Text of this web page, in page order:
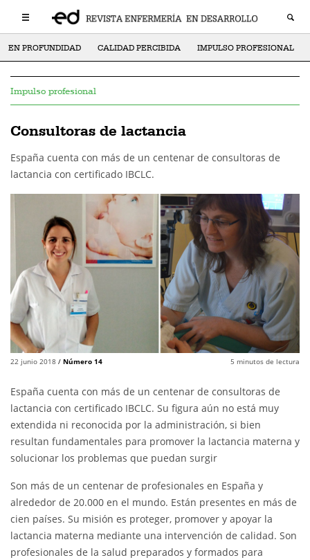
EN PROFUNDIDAD CALIDAD PERCIBIDA IMPULSO PROFESIONAL
Impulso profesional
Consultoras de lactancia
España cuenta con más de un centenar de consultoras de
lactancia con certificado IBCLC.
22 junio 2018 / Número 14 5 minutos de lectura
España cuenta con más de un centenar de consultoras de
lactancia con certificado IBCLC. Su figura aún no está muy
extendida ni reconocida por la administración, si bien
resultan fundamentales para promover la lactancia materna y
solucionar los problemas que puedan surgir
Son más de un centenar de profesionales en España y
alrededor de 20.000 en el mundo. Están presentes en más de
cien países. Su misión es proteger, promover y apoyar la
lactancia materna mediante una intervención de calidad. Son
profesionales de la salud preparados y formados para